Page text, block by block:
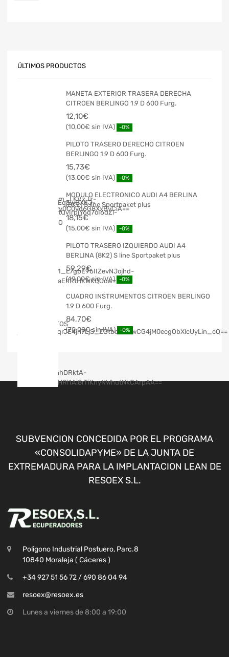
ÚLTIMOS PRODUCTOS
MANETA EXTERIOR TRASERA DERECHA
CITROEN BERLINGO 1.9 D 600 Furg.
12,10€
10,00€ -0%
PILOTO TRASERO DERECHO CITROEN
BERLINGO 1.9 D 600 Furg.
15,73€
13,00€ -0%
MODULO ELECTRONICO AUDI A4 BERLINA
(8K2) S line Sportpaket plus
18,15€
15,00€ -0%
PILOTO TRASERO IZQUIERDO AUDI A4
BERLINA (8K2) S line Sportpaket plus
59,29€
49,00€ -0%
CUADRO INSTRUMENTOS CITROEN BERLINGO
1.9 D 600 Furg.
84,70€
70,00€ -0%
SUBVENCION CONCEDIDA POR EL PROGRAMA
«CONSOLIDAPYME» DE LA JUNTA DE
EXTREMADURA PARA LA IMPLANTACION LEAN DE
RESOEX S.L.
Poligono Industrial Postuero, Parc.8
10840 Moraleja ( Cáceres )
+34 927 51 56 72 / 690 86 04 94
resoex@resoex.es
Lunes a viernes de 8:00 a 19:00